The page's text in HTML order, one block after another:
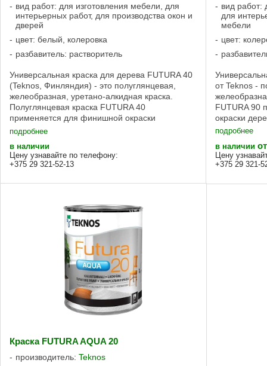
вид работ: для изготовления мебели, для
интерьерных работ, для производства окон и
дверей
цвет: белый, колеровка
разбавитель: растворитель
Универсальная краска для дерева FUTURA 40
(Teknos, Финляндия) - это полуглянцевая,
желеобразная, уретано-алкидная краска.
Полуглянцевая краска FUTURA 40
применяется для финишной окраски
деревянных и загрунтованных металлических
подробнее
в наличии
Цену узнавайте по телефону:
+375 29 321-52-13
вид работ:
для
мебели
цвет:
от Teknos -
FUTURA 90
окраски
подробнее
в наличии от
Цену
+375 29 321-
Краска FUTURA AQUA 20
производитель: Teknos